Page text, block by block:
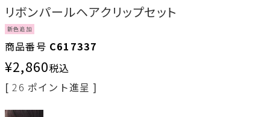
リボンパールヘアクリップセット
新色追加
商品番号 C617337
¥2,860税込
[ 26 ポイント進呈 ]